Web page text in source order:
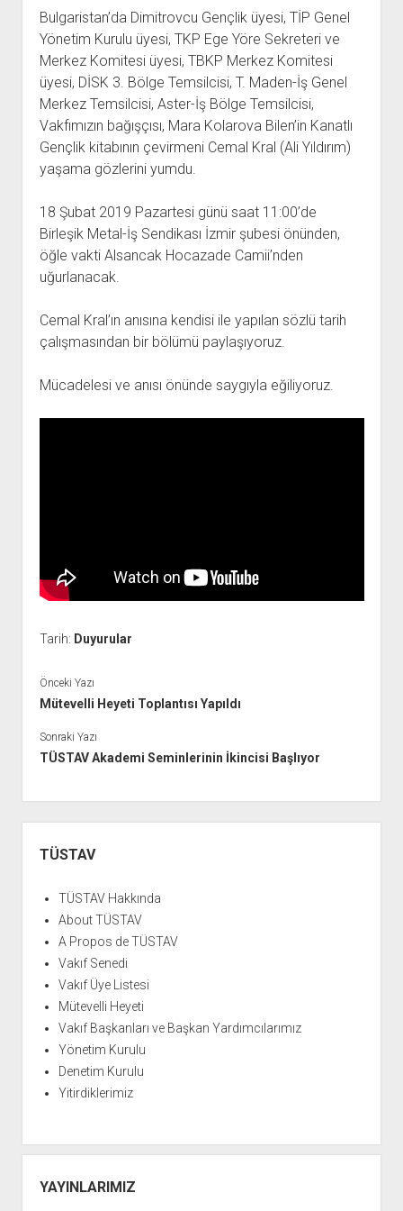
DAVA DOSYALARI ARŞİV FONU
GÖRSEL-İŞİTSEL ARŞİV FONU
ARŞİVLERDEN YARARLANMA KOŞULLARI
EMEK HAREKETİ KİTAPLIĞI
BARIŞ HAREKETİ KİTAPLIĞI
GENÇLİK HAREKETİ KİTAPLIĞI
KADIN HAREKETİ KİTAPLIĞI
ÖĞRETMEN HAREKETİ KİTAPLIĞI
ANTİKOMÜNİZM KİTAPLIĞI
AYDINLIK KÜLLİYATI KİTAPLIĞI
NÂZIM HİKMET KİTAPLIĞI
HİKMET KIVILCIMLI KİTAPLIĞI
HAYDAR RİFAT KİTAPLIĞI
1940’LI YILLAR KİTAPLIĞI
YURTDIŞI KİTAPLIĞI
açılır
menüyü
ARŞİVLERDEN YARARLANMA FORMU
KİTAP ABONE FORMU
menüyü
aç
İLETİŞİM BİLGİLERİ
BANKA HESAPLARIMIZ
ÇALIŞMA GÜNLERİMİZ
Bulgaristan’da Dimitrovcu Gençlik üyesi, TİP Genel
Yönetim Kurulu üyesi, TKP Ege Yöre Sekreteri ve
Merkez Komitesi üyesi, TBKP Merkez Komitesi
üyesi, DİSK 3. Bölge Temsilcisi, T. Maden-İş Genel
Merkez Temsilcisi, Aster-İş Bölge Temsilcisi,
Vakfımızın bağışçısı, Mara Kolarova Bilen’in Kanatlı
Gençlik kitabının çevirmeni Cemal Kral (Ali Yıldırım)
yaşama gözlerini yumdu.
18 Şubat 2019 Pazartesi günü saat 11:00’de
Birleşik Metal-İş Sendikası İzmir şubesi önünden,
öğle vakti Alsancak Hocazade Camii’nden
uğurlanacak.
Cemal Kral’ın anısına kendisi ile yapılan sözlü tarih
çalışmasından bir bölümü paylaşıyoruz.
Mücadelesi ve anısı önünde saygıyla eğiliyoruz.
Tarih: Duyurular
Önceki Yazı
Mütevelli Heyeti Toplantısı Yapıldı
Sonraki Yazı
TÜSTAV Akademi Seminlerinin İkincisi Başlıyor
Menü
TÜSTAV
TÜSTAV Hakkında
About TÜSTAV
A Propos de TÜSTAV
Vakıf Senedi
Vakıf Üye Listesi
Mütevelli Heyeti
Vakıf Başkanları ve Başkan Yardımcılarımız
Yönetim Kurulu
Denetim Kurulu
Yitirdiklerimiz
YAYINLARIMIZ